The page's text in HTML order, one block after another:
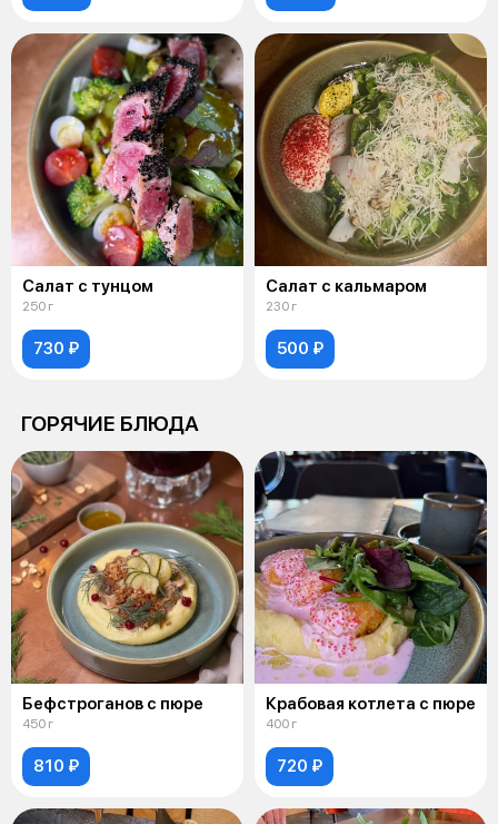
Салат с тунцом
250 г
730 ₽
Салат с кальмаром
230 г
500 ₽
ГОРЯЧИЕ БЛЮДА
Бефстроганов с пюре
450 г
810 ₽
Крабовая котлета с пюре
400 г
720 ₽